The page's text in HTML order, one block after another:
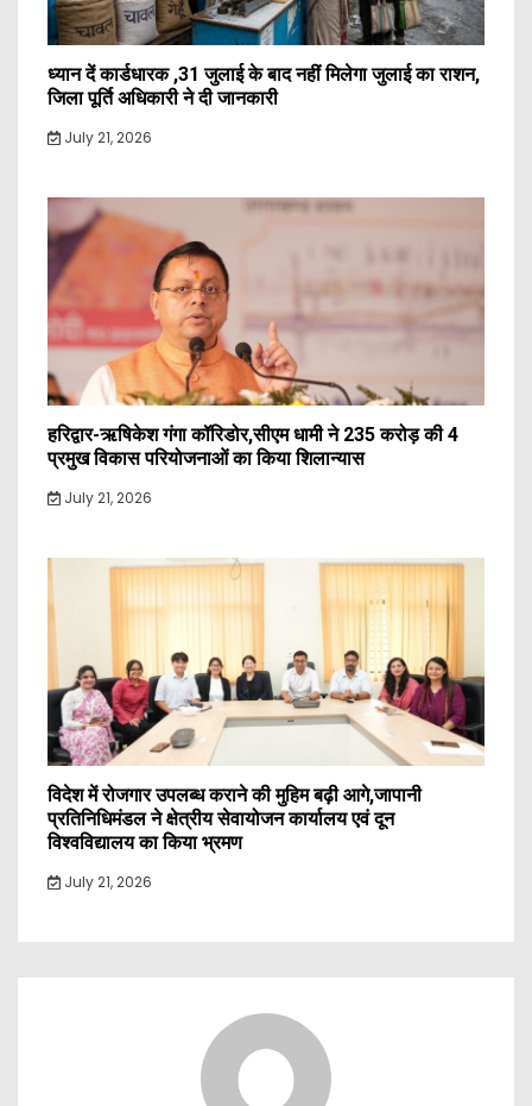
ध्यान दें कार्डधारक ,31 जुलाई के बाद नहीं मिलेगा जुलाई का राशन,
जिला पूर्ति अधिकारी ने दी जानकारी
July 21, 2026
हरिद्वार-ऋषिकेश गंगा कॉरिडोर,सीएम धामी ने 235 करोड़ की 4
प्रमुख विकास परियोजनाओं का किया शिलान्यास
July 21, 2026
विदेश में रोजगार उपलब्ध कराने की मुहिम बढ़ी आगे,जापानी
प्रतिनिधिमंडल ने क्षेत्रीय सेवायोजन कार्यालय एवं दून
विश्वविद्यालय का किया भ्रमण
July 21, 2026